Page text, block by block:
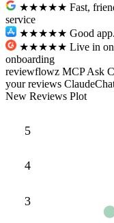
★★★★★ Fast,
service
★★★★★ Good
★★★★★ Live in
onboarding
reviewflowz MCP Ask
your reviews Claude
New Reviews Plot
5
4
3